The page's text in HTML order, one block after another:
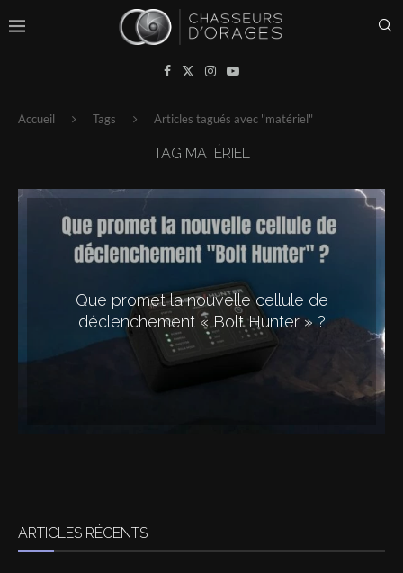
Accueil Tags Articles tagués avec "matériel"
TAG MATÉRIEL
Que promet la nouvelle cellule de
déclenchement « Bolt Hunter » ?
ARTICLES RÉCENTS